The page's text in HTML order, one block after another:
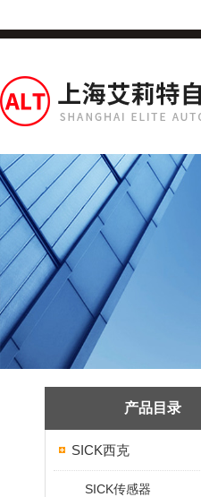
产品目录
SICK西克
SICK传感器